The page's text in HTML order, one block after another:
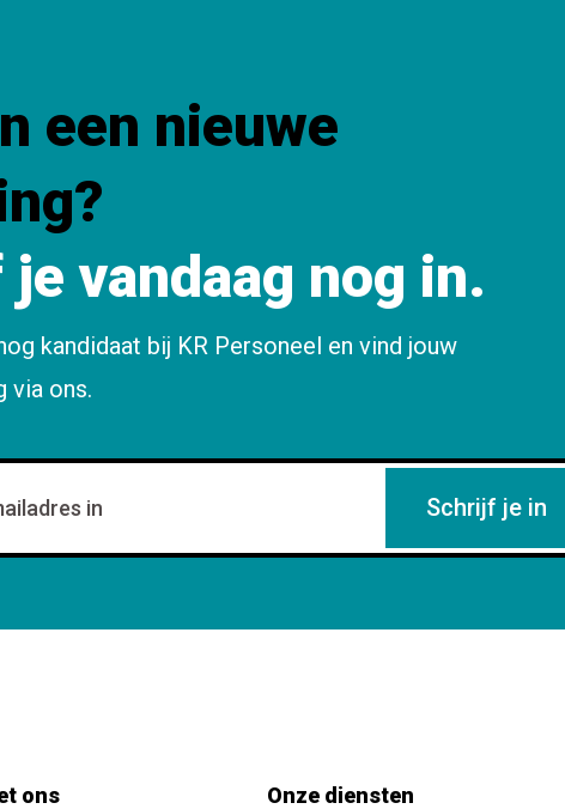
een nieuwe
vandaag nog in.
kandidaat bij KR Personeel en vind jouw
via ons.
Schrijf je in
ons
Onze diensten